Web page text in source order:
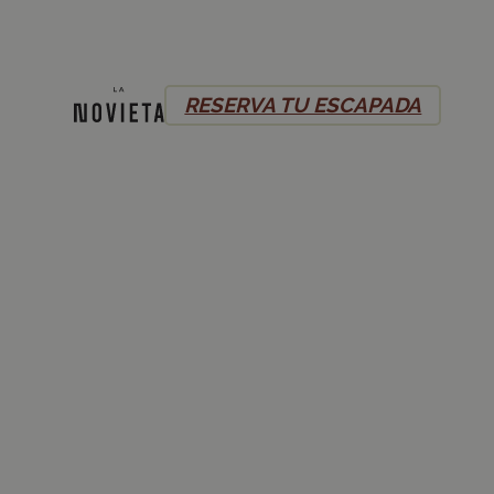
RESERVA TU ESCAPADA